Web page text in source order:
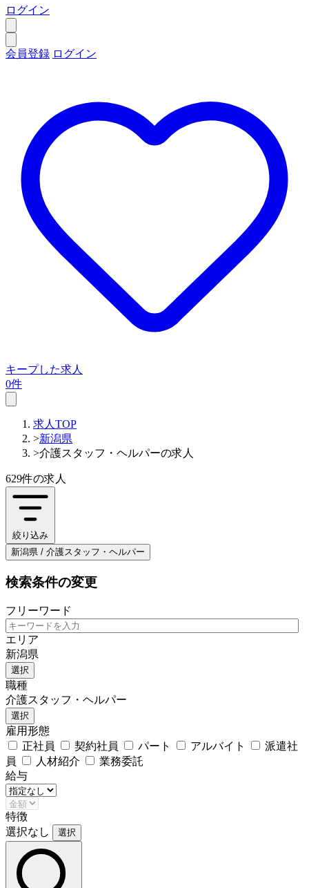
ログイン
会員登録 ログイン
キープした求人
0件
求人TOP
>新潟県
>介護スタッフ・ヘルパーの求人
629件の求人
絞り込み
新潟県 / 介護スタッフ・ヘルパー
検索条件の変更
フリーワード
エリア
新潟県
選択
職種
介護スタッフ・ヘルパー
選択
雇用形態
正社員
契約社員 パート アルバイト
派遣社
員
人材紹介
業務委託
給与
特徴
選択なし
選択